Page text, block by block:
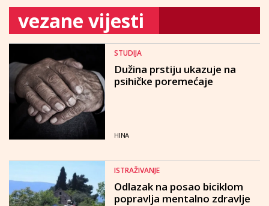
vezane vijesti
STUDIJA
Dužina prstiju ukazuje na
psihičke poremećaje
HINA
ISTRAŽIVANJE
Odlazak na posao biciklom
popravlja mentalno zdravlje